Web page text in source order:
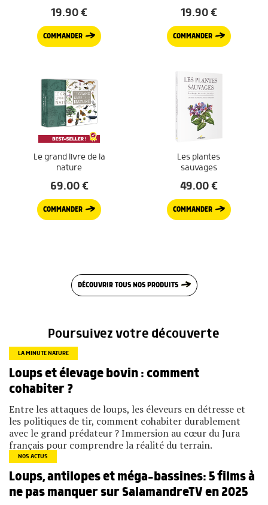
19.90€
COMMANDER
19.90€
COMMANDER
Le grand livre de la
nature
69.00€
COMMANDER
Les plantes
sauvages
49.00€
COMMANDER
DÉCOUVRIR TOUS NOS PRODUITS
Poursuivez votre découverte
LA MINUTE NATURE
Loups et élevage bovin : comment
cohabiter ?
Entre les attaques de loups, les éleveurs en détresse et
les politiques de tir, comment cohabiter durablement
avec le grand prédateur ? Immersion au cœur du Jura
français pour comprendre la réalité du terrain.
NOS ACTUS
Loups, antilopes et méga-bassines: 5 films à
ne pas manquer sur SalamandreTV en 2025